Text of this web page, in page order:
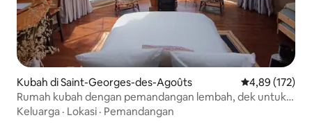
Kubah di Saint-Georges-des-Agoûts Nilai rata-rata
4,89 (172)
Rumah kubah dengan pemandangan lembah, dek untuk
mengamati bintang dan matahari terbit
Keluarga · Lokasi · Pemandangan